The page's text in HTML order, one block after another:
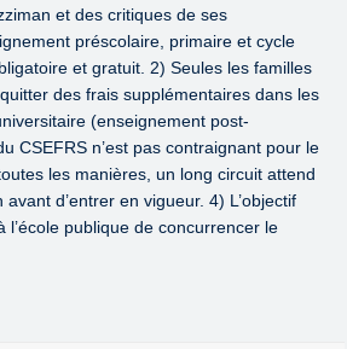
et des critiques de ses
préscolaire, primaire et cycle
et gratuit. 2) Seules les familles
des frais supplémentaires dans les
(enseignement post-
CSEFRS n’est pas contraignant pour le
les manières, un long circuit attend
d’entrer en vigueur. 4) L’objectif
l’école publique de concurrencer le